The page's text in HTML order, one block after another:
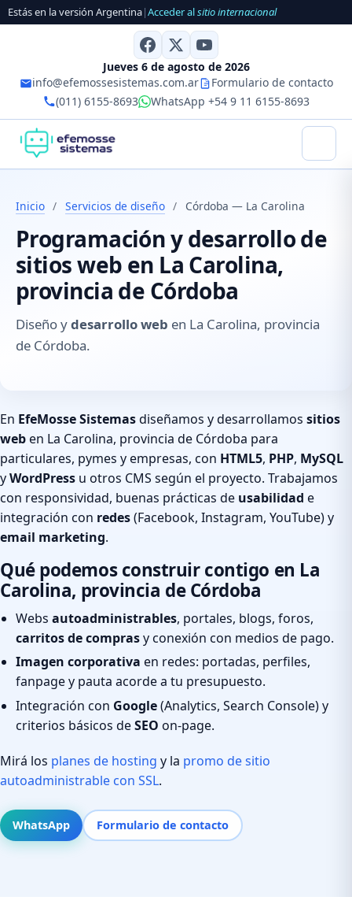
Estás en la versión Argentina|Acceder alsitio internacional
Jueves 6 de agosto de 2026
info@efemossesistemas.com.ar
Formulario de contacto
(011) 6155-8693
WhatsApp +54 9 11 6155-8693
Inicio / Servicios de diseño / Córdoba — La Carolina
Programación y desarrollo de
sitios web en La Carolina,
provincia de Córdoba
Diseño ydesarrollo web en La Carolina, provincia
de Córdoba.
En EfeMosse Sistemasdiseñamos y desarrollamos sitios
weben La Carolina, provincia de Córdoba para
particulares, pymes y empresas, con HTML5, PHP, MySQL
yWordPress u otros CMS según el proyecto. Trabajamos
con responsividad, buenas prácticas de usabilidad e
integración con redes(Facebook, Instagram, YouTube) y
email marketing.
Qué podemos construir contigo en La
Carolina, provincia de Córdoba
Webs autoadministrables, portales, blogs, foros,
carritos de comprasy conexión con medios de pago.
Imagen corporativa en redes: portadas, perfiles,
fanpage y pauta acorde a tu presupuesto.
Integración con Google(Analytics, Search Console) y
criterios básicos deSEO on-page.
Mirá los planes de hosting y la promo de sitio
autoadministrable con SSL.
WhatsApp Formulario de contacto